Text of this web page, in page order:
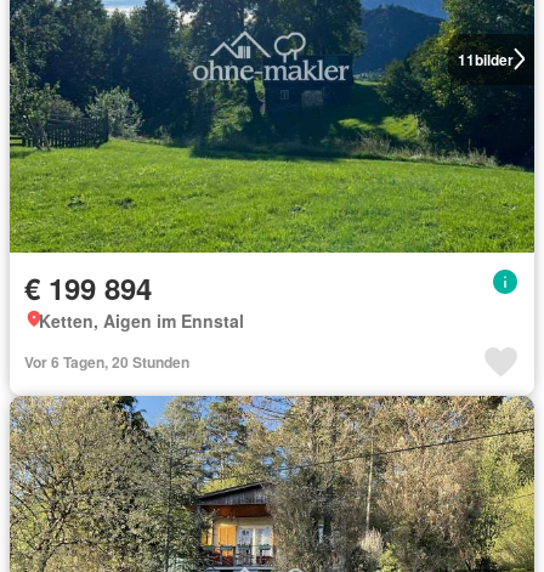
11bilder
€ 199 894
Ketten, Aigen im Ennstal
Vor 6 Tagen, 20 Stunden